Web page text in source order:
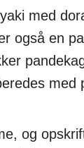
med
også en
med
og